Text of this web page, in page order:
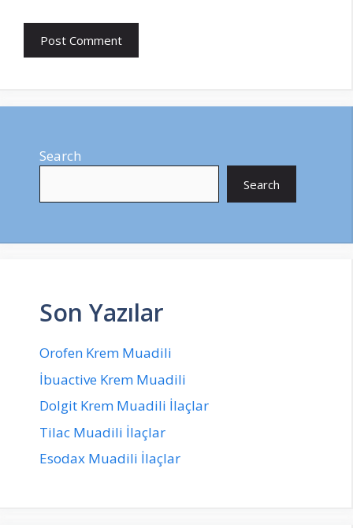
Search
Search
Son Yazılar
Orofen Krem Muadili
İbuactive Krem Muadili
Dolgit Krem Muadili İlaçlar
Tilac Muadili İlaçlar
Esodax Muadili İlaçlar